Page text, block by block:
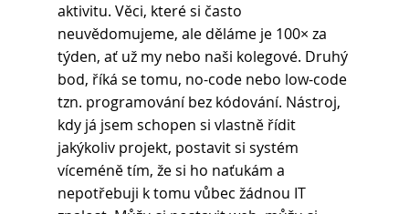
aktivitu. Věci, které si často
neuvědomujeme, ale děláme je 100× za
týden, ať už my nebo naši kolegové. Druhý
bod, říká se tomu, no-code nebo low-code
tzn. programování bez kódování. Nástroj,
kdy já jsem schopen si vlastně řídit
jakýkoliv projekt, postavit si systém
víceméně tím, že si ho naťukám a
nepotřebuji k tomu vůbec žádnou IT